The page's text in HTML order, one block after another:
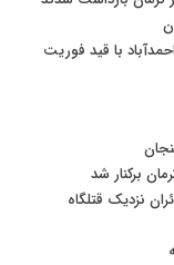
با قید فوریت
برکنار شد
نزدیک قتلگاه